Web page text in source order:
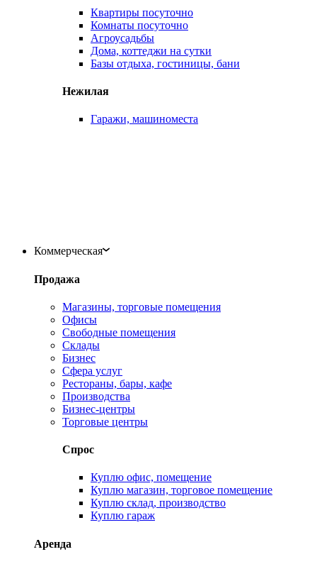
Квартиры посуточно
Комнаты посуточно
Агроусадьбы
Дома, коттеджи на сутки
Базы отдыха, гостиницы, бани
Нежилая
Гаражи, машиноместа
Коммерческая
Продажа
Магазины, торговые помещения
Офисы
Свободные помещения
Склады
Бизнес
Сфера услуг
Рестораны, бары, кафе
Производства
Бизнес-центры
Торговые центры
Спрос
Куплю офис, помещение
Куплю магазин, торговое помещение
Куплю склад, производство
Куплю гараж
Аренда